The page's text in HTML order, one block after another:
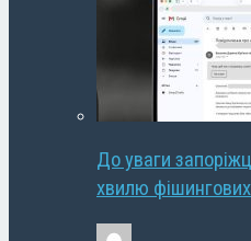
До уваги
хвилю